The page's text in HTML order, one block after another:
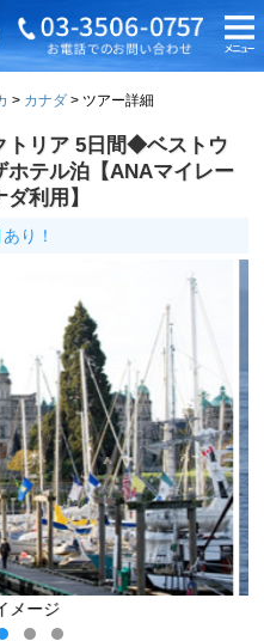
カナダ ツアー詳細
トリア 5日間◆ベストウ
ホテル泊【ANAマイレー
利用】
り！
ホエールウォッチング/イメ